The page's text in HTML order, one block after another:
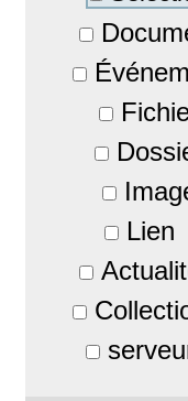
Lien
Par
09:01
Une
des
et